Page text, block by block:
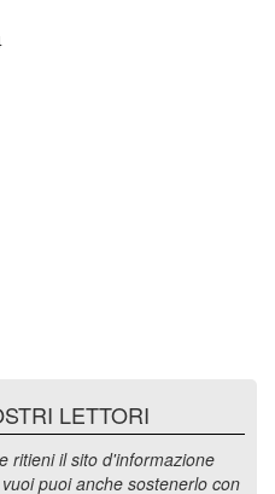
LETTORI
ritieni il sito d'informazione
puoi anche sostenerlo con